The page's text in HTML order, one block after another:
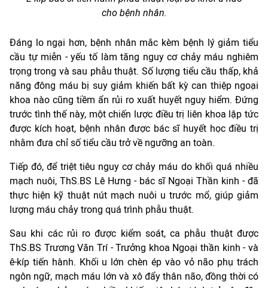
cho bệnh nhân.
Đáng lo ngại hơn, bệnh nhân mắc kèm bệnh lý giảm tiểu
cầu tự miễn - yếu tố làm tăng nguy cơ chảy máu nghiêm
trọng trong và sau phẫu thuật. Số lượng tiểu cầu thấp, khả
năng đông máu bị suy giảm khiến bất kỳ can thiệp ngoại
khoa nào cũng tiềm ẩn rủi ro xuất huyết nguy hiểm. Đứng
trước tình thế này, một chiến lược điều trị liên khoa lập tức
được kích hoạt, bệnh nhân được bác sĩ huyết học điều trị
nhằm đưa chỉ số tiểu cầu trở về ngưỡng an toàn.
Tiếp đó, để triệt tiêu nguy cơ chảy máu do khối quá nhiều
mạch nuôi, ThS.BS Lê Hưng - bác sĩ Ngoại Thần kinh - đã
thực hiện kỹ thuật nút mạch nuôi u trước mổ, giúp giảm
lượng máu chảy trong quá trình phẫu thuật.
Sau khi các rủi ro được kiểm soát, ca phẫu thuật được
ThS.BS Trương Văn Trí - Trưởng khoa Ngoại thần kinh - và
ê-kíp tiến hành. Khối u lớn chèn ép vào vỏ não phụ trách
ngôn ngữ, mạch máu lớn và xô đẩy thân não, đồng thời có